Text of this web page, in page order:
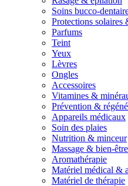
Soins bucco-
Protections solaires
Parfums
Teint
Yeux
Lèvres
Ongles
Accessoires
Vitamines &
Prévention &
Appareils médicaux
Soin des plaies
Nutrition & minceur
Massage & bien-être
Aromathérapie
Matériel médical &
Matériel de thérapie